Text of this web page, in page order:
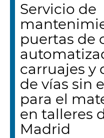
Servicio de
puertas de
carruajes y
de vías sin
para el
en talleres
Madrid